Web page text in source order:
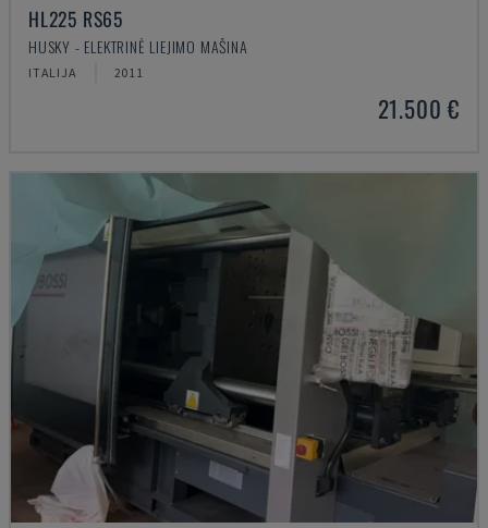
HL225 RS65
HUSKY - ELEKTRINĖ LIEJIMO MAŠINA
ITALIJA 2011
21.500 €